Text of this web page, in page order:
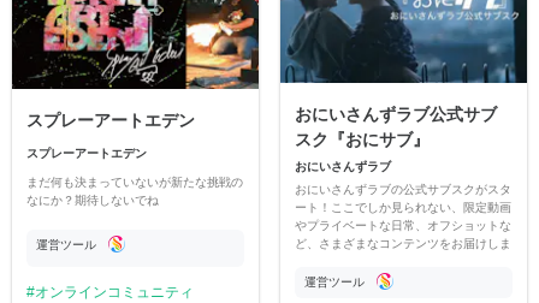
スプレーアートエデン
スプレーアートエデン
まだ何も決まっていないが新たな挑戦の
なにか？期待しないでね
運営ツール
オンラインコミュニティ
おにいさんずラブ公式サブ
スク『おにサブ』
おにいさんずラブ
おにいさんずラブの公式サブスクがスタ
ート！ここでしか見られない、限定動画
やプライベートな日常、オフショットな
ど、さまざまなコンテンツをお届けしま
運営ツール